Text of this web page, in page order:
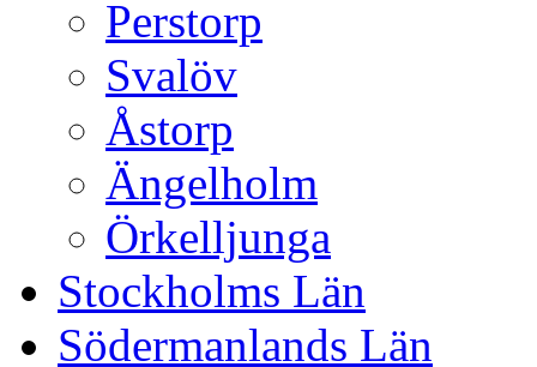
Perstorp
Svalöv
Åstorp
Ängelholm
Örkelljunga
Stockholms Län
Södermanlands Län